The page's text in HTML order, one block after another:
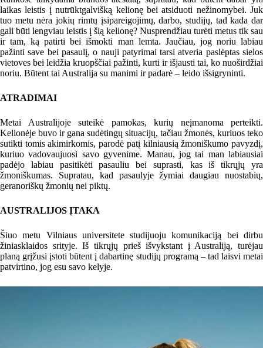
laikas leistis į nutrūktgalvišką kelionę bei atsiduoti nežinomybei. Juk
tuo metu nėra jokių rimtų įsipareigojimų, darbo, studijų, tad kada dar
gali būti lengviau leistis į šią kelionę? Nusprendžiau turėti metus tik sau
ir tam, ką patirti bei išmokti man lemta. Jaučiau, jog noriu labiau
pažinti save bei pasaulį, o nauji patyrimai tarsi atveria paslėptas sielos
vietoves bei leidžia kruopščiai pažinti, kurti ir išjausti tai, ko nuoširdžiai
noriu. Būtent tai Australija su manimi ir padarė – leido išsigryninti.
ATRADIMAI
Metai Australijoje suteikė pamokas, kurių neįmanoma perteikti.
Kelionėje buvo ir gana sudėtingų situacijų, tačiau žmonės, kuriuos teko
sutikti tomis akimirkomis, parodė patį kilniausią žmoniškumo pavyzdį,
kuriuo vadovaujuosi savo gyvenime. Manau, jog tai man labiausiai
padėjo labiau pasitikėti pasauliu bei suprasti, kas iš tikrųjų yra
žmoniškumas. Supratau, kad pasaulyje žymiai daugiau nuostabių,
geranoriškų žmonių nei piktų.
AUSTRALIJOS ĮTAKA
Šiuo metu Vilniaus universitete studijuoju komunikaciją bei dirbu
žiniasklaidos srityje. Iš tikrųjų prieš išvykstant į Australiją, turėjau
planą grįžusi įstoti būtent į dabartinę studijų programą – tad laisvi metai
patvirtino, jog esu savo kelyje.